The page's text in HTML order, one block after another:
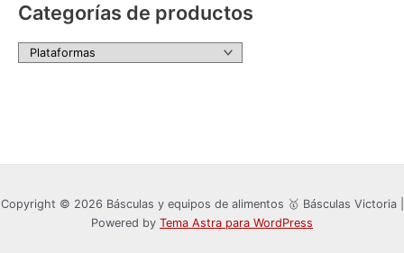
Categorías de productos
Copyright © 2026 Básculas y equipos de alimentos 🥇 Básculas Victoria |
Powered by Tema Astra para WordPress